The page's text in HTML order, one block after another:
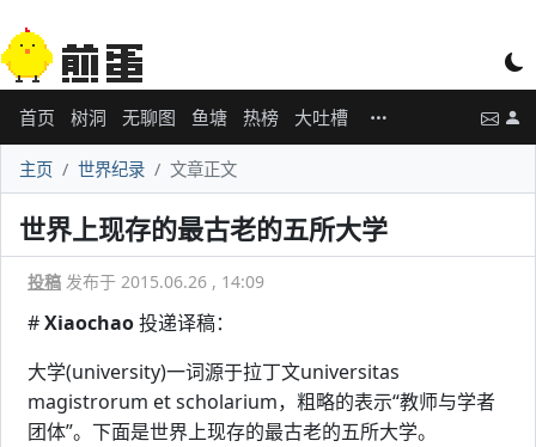
首页 树洞 无聊图 鱼塘 热榜 大吐槽
主页 世界纪录 文章正文
世界上现存的最古老的五所大学
投稿 发布于 2015.06.26 , 14:09
#Xiaochao投递译稿：
大学(university)一词源于拉丁文universitas
magistrorum et scholarium，粗略的表示“教师与学者
团体”。下面是世界上现存的最古老的五所大学。